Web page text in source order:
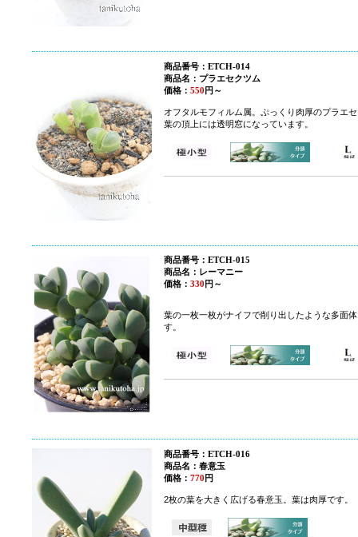
商品番号：ETCH-014
商品名：プラエセクツム
価格： 550 円～
オフタルモフィルム属。ぷっくり肉厚のプラエ
葉の頂上には透明窓になっています。
商品番号：ETCH-015
商品名： レーマニー
価格： 330 円～
葉の一枚一枚がナイフで削り出したような多面
す。
商品番号：ETCH-016
商品名：春意玉
価格： 770 円
2枚の葉を大きく広げる春意玉。葉は肉厚です。